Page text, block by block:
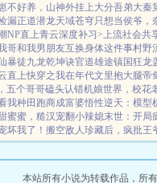
不好养，山神外挂上大分吾弟大秦
漏正道潜龙天域苍穹只想当侯爷，
NP直上青云深度补习>上流社会共
哥和我男朋友互换身体这件事村野
暴徒九龙乾坤诀官道雄途镇国狂龙
直上快穿之我在年代文里抱大腿帝
五个哥哥磕头认错机娘世界，校花
我种田跑商成富婆悟性逆天：模型
蜜蜜，糙汉宠翻小辣媳末世：开局
坏我了！ 搬空敌人珍藏后，疯批王
本站所有小说为转载作品，所